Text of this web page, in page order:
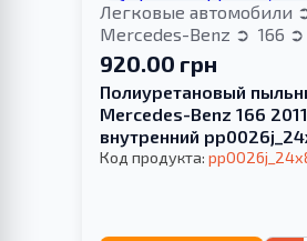
Легковые автомобили
Mercedes-Benz
166
920.00 грн
Полиуретановый
Mercedes-Benz 166
внутренний
Код продукта: